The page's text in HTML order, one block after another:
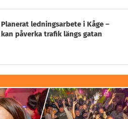
Planerat ledningsarbete i Kåge –
kan påverka trafik längs gatan